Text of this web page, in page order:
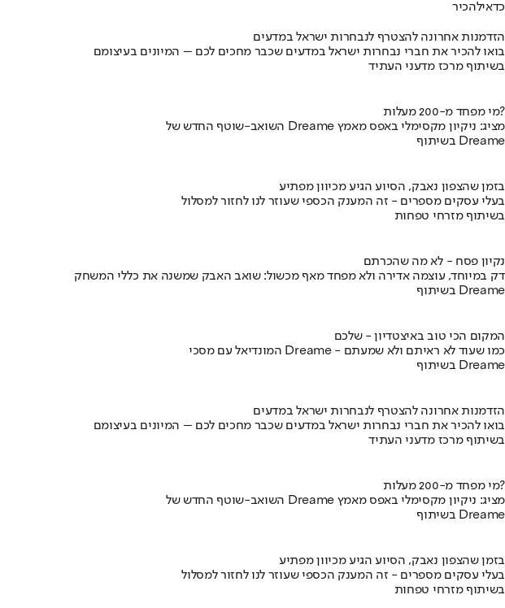
כדאילהכיר
הזדמנות אחרונה להצטרף לנבחרות ישראל במדעים
בואו להכיר את חברי נבחרות ישראל במדעים שכבר מחכים לכם – המיונים בעיצומם
בשיתוף מרכז מדעני העתיד
מי מפחד מ-200 מעלות?
השואב-שוטף החדש של Dreame מציג: ניקיון מקסימלי באפס מאמץ
בשיתוף Dreame
בזמן שהצפון נאבק, הסיוע הגיע מכיוון מפתיע
בעלי עסקים מספרים - זה המענק הכספי שעוזר לנו לחזור למסלול
בשיתוף מזרחי טפחות
נקיון פסח - לא מה שהכרתם
דק במיוחד, עוצמה אדירה ולא מפחד מאף מכשול: שואב האבק שמשנה את כללי המשחק
בשיתוף Dreame
המקום הכי טוב באיצטדיון - שלכם
המונדיאל עם מסכי Dreame - כמו שעוד לא ראיתם ולא שמעתם
בשיתוף Dreame
הזדמנות אחרונה להצטרף לנבחרות ישראל במדעים
בואו להכיר את חברי נבחרות ישראל במדעים שכבר מחכים לכם – המיונים בעיצומם
בשיתוף מרכז מדעני העתיד
מי מפחד מ-200 מעלות?
השואב-שוטף החדש של Dreame מציג: ניקיון מקסימלי באפס מאמץ
בשיתוף Dreame
בזמן שהצפון נאבק, הסיוע הגיע מכיוון מפתיע
בעלי עסקים מספרים - זה המענק הכספי שעוזר לנו לחזור למסלול
בשיתוף מזרחי טפחות